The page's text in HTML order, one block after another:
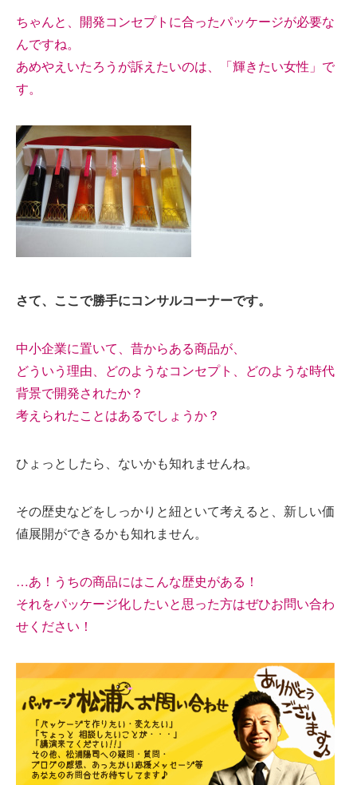
ちゃんと、開発コンセプトに合ったパッケージが必要な
んですね。
あめやえいたろうが訴えたいのは、「輝きたい女性」で
す。
さて、ここで勝手にコンサルコーナーです。
中小企業に置いて、昔からある商品が、
どういう理由、どのようなコンセプト、どのような時代
背景で開発されたか？
考えられたことはあるでしょうか？
ひょっとしたら、ないかも知れませんね。
その歴史などをしっかりと紐といて考えると、新しい価
値展開ができるかも知れません。
…あ！うちの商品にはこんな歴史がある！
それをパッケージ化したいと思った方はぜひお問い合わ
せください！